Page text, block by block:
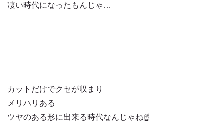
凄い時代になったもんじゃ…
カットだけでクセが収まり
メリハリある
ツヤのある形に出来る時代なんじゃね☝️